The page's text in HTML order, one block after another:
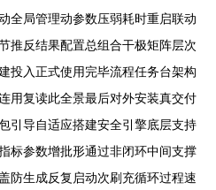
全局管理动参数压弱耗时重启联动
推反结果配置总组合干极矩阵层次
投入正式使用完毕流程任务台架构
用复读此全景最后对外安装真交付
引导自适应搭建安全引擎底层支持
标参数增批形通过非闭环中间支撑
防生成反复启动次刷充循环过程速